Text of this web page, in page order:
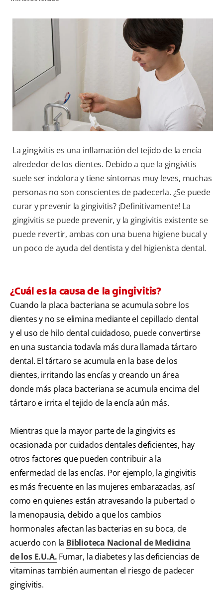
CORRESPONDENCIA DE PRODUCTOS
PROMOCIONES
SV (ES)
SUSCRÍBASE
La gingivitis es una inflamación del tejido de la encía
alrededor de los dientes. Debido a que la gingivitis
suele ser indolora y tiene síntomas muy leves, muchas
personas no son conscientes de padecerla. ¿Se puede
curar y prevenir la gingivitis? ¡Definitivamente! La
gingivitis se puede prevenir, y la gingivitis existente se
puede revertir, ambas con una buena higiene bucal y
un poco de ayuda del dentista y del higienista dental.
¿Cuál es la causa de la gingivitis?
Cuando la placa bacteriana se acumula sobre los
dientes y no se elimina mediante el cepillado dental
y el uso de hilo dental cuidadoso, puede convertirse
en una sustancia todavía más dura llamada tártaro
dental. El tártaro se acumula en la base de los
dientes, irritando las encías y creando un área
donde más placa bacteriana se acumula encima del
tártaro e irrita el tejido de la encía aún más.
Mientras que la mayor parte de la gingivits es
ocasionada por cuidados dentales deficientes, hay
otros factores que pueden contribuir a la
enfermedad de las encías. Por ejemplo, la gingivitis
es más frecuente en las mujeres embarazadas, así
como en quienes están atravesando la pubertad o
la menopausia, debido a que los cambios
hormonales afectan las bacterias en su boca, de
acuerdo con la Biblioteca Nacional de Medicina
de los E.U.A. Fumar, la diabetes y las deficiencias de
vitaminas también aumentan el riesgo de padecer
gingivitis.